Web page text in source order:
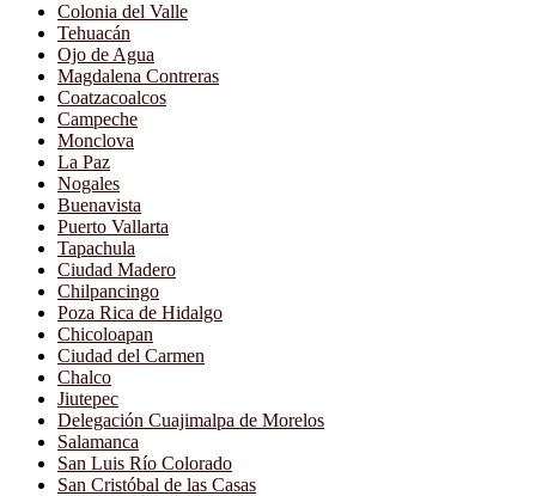
Colonia del Valle
Tehuacán
Ojo de Agua
Magdalena Contreras
Coatzacoalcos
Campeche
Monclova
La Paz
Nogales
Buenavista
Puerto Vallarta
Tapachula
Ciudad Madero
Chilpancingo
Poza Rica de Hidalgo
Chicoloapan
Ciudad del Carmen
Chalco
Jiutepec
Delegación Cuajimalpa de Morelos
Salamanca
San Luis Río Colorado
San Cristóbal de las Casas